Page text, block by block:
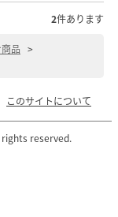
2件あります
品 >
このサイトについて
reserved.